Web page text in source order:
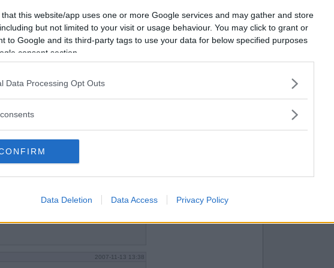
that this website/app uses one or more Google services and may gather and store
but not limited to your visit or usage behaviour. You may click to grant or
to Google and its third-party tags to use your data for below specified purposes
consent section.
Data Processing Opt Outs
Data Deletion Data Access Privacy Policy
2007-11-13 11:35
2007-11-13 13:38
Vill du bli
medlem?